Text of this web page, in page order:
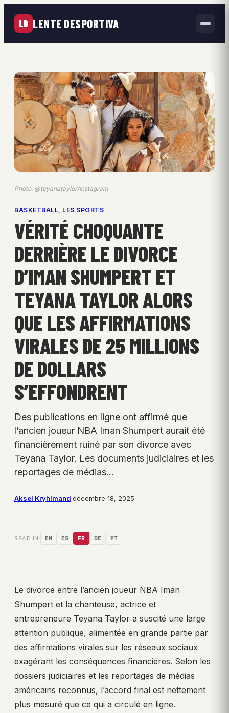
LD LENTE DESPORTIVA
Photo: @teyanataylor/Instagram
BASKETBALL, LES SPORTS
VÉRITÉ CHOQUANTE
DERRIÈRE LE DIVORCE
D’IMAN SHUMPERT ET
TEYANA TAYLOR ALORS
QUE LES AFFIRMATIONS
VIRALES DE 25 MILLIONS
DE DOLLARS
S’EFFONDRENT
Des publications en ligne ont affirmé que
l’ancien joueur NBA Iman Shumpert aurait été
financièrement ruiné par son divorce avec
Teyana Taylor. Les documents judiciaires et les
reportages de médias…
Aksel Kryhlmand·décembre 18, 2025
READ IN: EN ES FR DE PT
Le divorce entre l’ancien joueur NBA Iman
Shumpert et la chanteuse, actrice et
entrepreneure Teyana Taylor a suscité une large
attention publique, alimentée en grande partie par
des affirmations virales sur les réseaux sociaux
exagérant les conséquences financières. Selon les
dossiers judiciaires et les reportages de médias
américains reconnus, l’accord final est nettement
plus mesuré que ce qui a circulé en ligne.